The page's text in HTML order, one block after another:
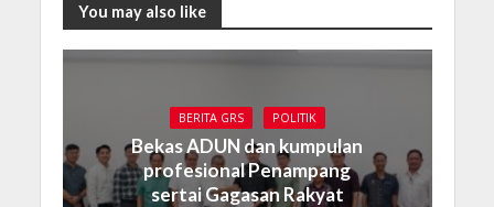
You may also like
BERITA GRS POLITIK
Bekas ADUN dan kumpulan
profesional Penampang
sertai Gagasan Rakyat